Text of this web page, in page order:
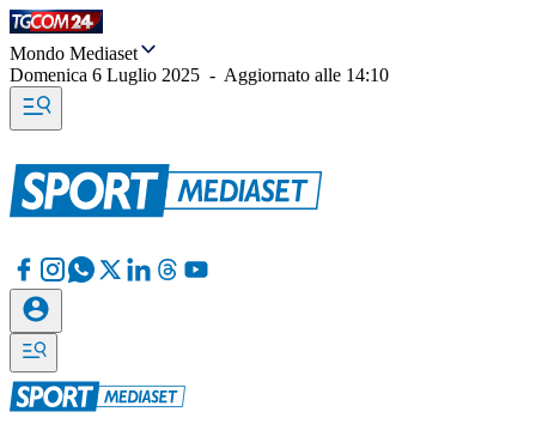
Mondo Mediaset
Domenica 6 Luglio 2025 - Aggiornato alle 14:10